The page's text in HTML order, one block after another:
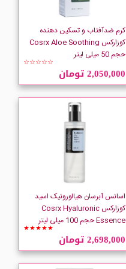
کرم ضدآفتاب و تسکین دهنده
کوزارکس Cosrx Aloe Soothing
حجم 50 میلی لیتر
☆☆☆☆☆
2,050,000 تومان
اسانس آبرسان هیالورونیک اسید
کوزارکس Cosrx Hyaluronic
Essence حجم 100 میلی لیتر
★★★★★
2,698,000 تومان